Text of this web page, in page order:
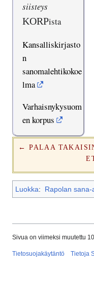
siisteys
KORPista
Kansalliskirjasto
n
sanomalehtikokoe
lma
Varhaisnykysuom
en korpus
← PALAA
Luokka: Rapolan sana-
Sivua on viimeksi muutettu
Tietosuojakäytäntö Tietoja